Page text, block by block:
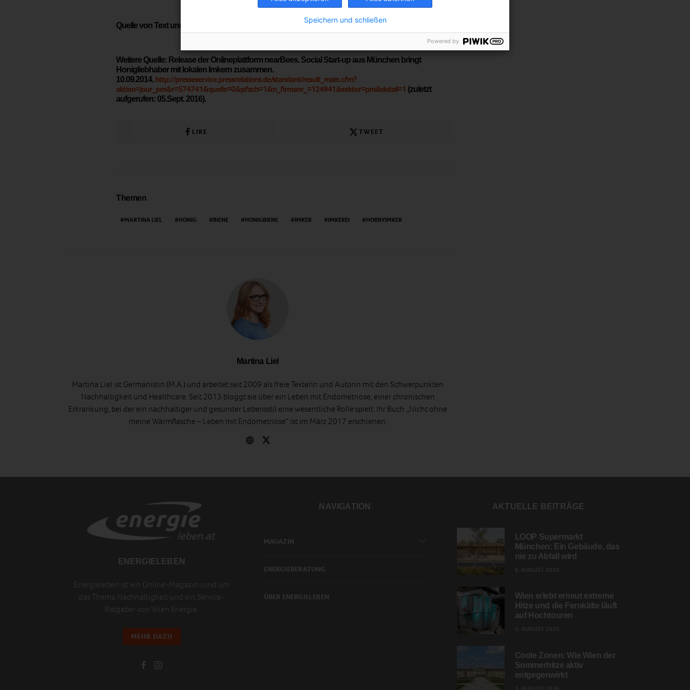
Quelle von Text und Bildern:
Weitere Quelle: Release der Onlineplattform nearBees. Social Start-up aus München bringt
Honigliebhaber mit lokalen Imkern zusammen.
10.09.2014. http://presseservice.pressrelations.de/standard/result_main.cfm?
aktion=jour_pm&r=574741&quelle=0&pfach=1&n_firmanr_=124941&sektor=pm&detail=1 (zuletzt
aufgerufen: 05.Sept. 2016).
LIKE TWEET
Themen
MARTINA LIEL HONIG BIENE HONIGBIENE IMKER IMKEREI HOBBYIMKER
Martina Liel
Martina Liel ist Germanistin (M.A.) und arbeitet seit 2009 als freie Texterin und Autorin mit den Schwerpunkten
Nachhaltigkeit und Healthcare. Seit 2013 bloggt sie über ein Leben mit Endometriose, einer chronischen
Erkrankung, bei der ein nachhaltiger und gesunder Lebensstil eine wesentliche Rolle spielt. Ihr Buch „Nicht ohne
meine Wärmflasche – Leben mit Endometriose“ ist im März 2017 erschienen.
ENERGIELEBEN
Energieleben ist ein Online-Magazin rund um
das Thema Nachhaltigkeit und ein Service-
Ratgeber von Wien Energie.
MEHR DAZU
NAVIGATION
MAGAZIN
ENERGIEBERATUNG
ÜBER ENERGIELEBEN
AKTUELLE BEITRÄGE
LOOP Supermarkt
München: Ein Gebäude, das
nie zu Abfall wird
Wien erlebt erneut extreme
Hitze und die Fernkälte läuft
auf Hochtouren
Coole Zonen: Wie Wien der
Sommerhitze aktiv
entgegenwirkt
Speichern und schließen
Powered by